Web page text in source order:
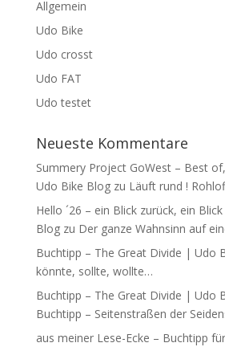
Allgemein
Udo Bike
Udo crosst
Udo FAT
Udo testet
Neueste Kommentare
Summery Project GoWest – Best
Udo Bike Blogzu Läuft rund !
Hello ´26 – ein Blick zurück, ein
Blogzu Der ganze Wahnsinn auf
Buchtipp – The Great Divide | Udo
könnte, sollte, wollte…
Buchtipp – The Great Divide | Udo
Buchtipp – Seitenstraßen der
aus meiner Lese-Ecke – Buchtipp